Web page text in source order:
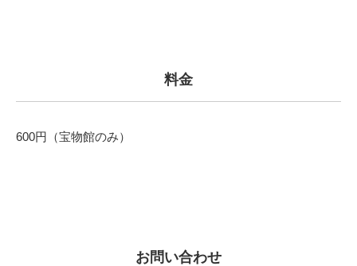
料金
600円（宝物館のみ）
お問い合わせ